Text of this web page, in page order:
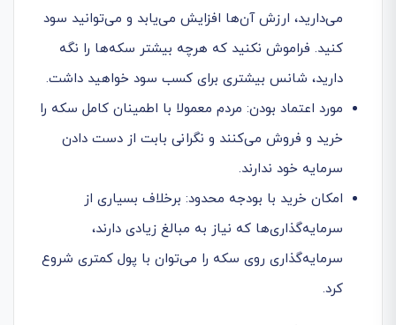
می‌دارید، ارزش آن‌ها افزایش می‌یابد و می‌توانید سود
کنید. فراموش نکنید که هرچه بیشتر سکه‌ها را نگه
دارید، شانس بیشتری برای کسب سود خواهید داشت.
مورد اعتماد بودن: مردم معمولا با اطمینان کامل سکه را
خرید و فروش می‌کنند و نگرانی بابت از دست دادن
سرمایه خود ندارند.
امکان خرید با بودجه‌ محدود: برخلاف بسیاری از
سرمایه‌گذاری‌ها که نیاز به مبالغ زیادی دارند،
سرمایه‌گذاری روی سکه را می‌توان با پول کمتری شروع
کرد.